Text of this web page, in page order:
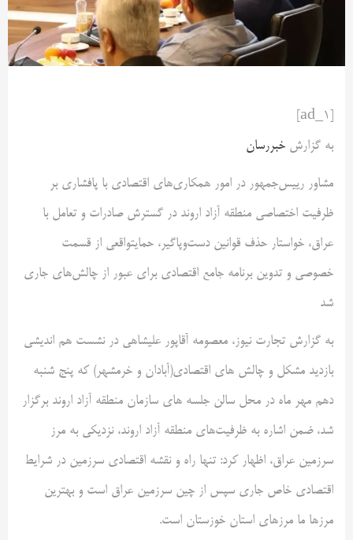
به گزارش خبررسان
مشاور رییس‌جمهور در امور همکاری‌های اقتصادی با پافشاری بر
ظرفیت اختصاصی منطقه آزاد اروند در گسترش صادرات و تعامل با
عراق، خواستار حذف قوانین دست‌وپاگیر، حمایتواقعی از قسمت
خصوصی و تدوین برنامه جامع اقتصادی برای عبور از چالش‌های جاری
شد
به گزارش تجارت نیوز، معصومه آقاپور علیشاهی در نشست هم اندیشی
بازدید مشکل و چالش های اقتصادی(آبادان و خرمشهر) که پنج شنبه
دهم مهر ماه در محل سالن جلسه های سازمان منطقه آزاد اروند برگزار
شد، ضمن اشاره به ظرفیت‌های منطقه آزاد اروند، نزدیکی به مرز
سرزمین عراق، اظهار کرد: تنها راه و نقشه اقتصادی سرزمین در شرایط
اقتصادی خاص جاری سپس از چین سرزمین عراق است و بهترین
مرزها ما مرزهای استان خوزستان است.